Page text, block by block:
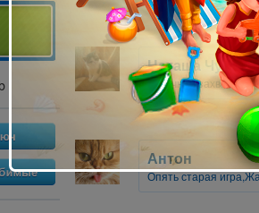
Наташа
Антон
Опять старая